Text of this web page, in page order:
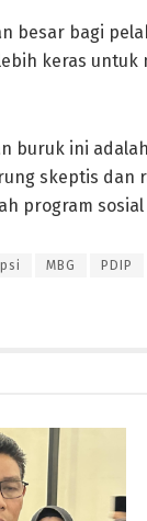
besar bagi
keras
buruk ini
skeptis dan
program sosial
MBG PDIP